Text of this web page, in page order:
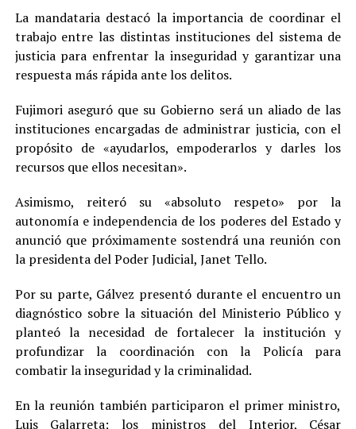
La mandataria destacó la importancia de coordinar el
trabajo entre las distintas instituciones del sistema de
justicia para enfrentar la inseguridad y garantizar una
respuesta más rápida ante los delitos.
Fujimori aseguró que su Gobierno será un aliado de las
instituciones encargadas de administrar justicia, con el
propósito de «ayudarlos, empoderarlos y darles los
recursos que ellos necesitan».
Asimismo, reiteró su «absoluto respeto» por la
autonomía e independencia de los poderes del Estado y
anunció que próximamente sostendrá una reunión con
la presidenta del Poder Judicial, Janet Tello.
Por su parte, Gálvez presentó durante el encuentro un
diagnóstico sobre la situación del Ministerio Público y
planteó la necesidad de fortalecer la institución y
profundizar la coordinación con la Policía para
combatir la inseguridad y la criminalidad.
En la reunión también participaron el primer ministro,
Luis Galarreta; los ministros del Interior, César